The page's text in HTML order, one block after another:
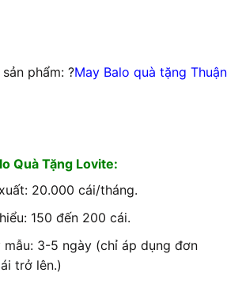
phẩm: ?May Balo quà tặng Thuận
Quà Tặng Lovite:
20.000 cái/tháng.
150 đến 200 cái.
mẫu: 3-5 ngày (chỉ áp dụng đơn
trở lên.)